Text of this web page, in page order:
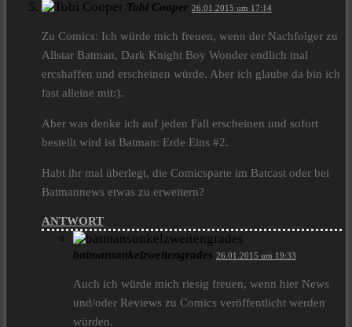
Tobi Cooper 26.01.2015 um 17:14
Zu Comics: Ich würde mich freuen, wenn der Nachfolger zu
Allstar Batman, Dark Knight Boy Wonder endlich mal
ercshaffen und erscheinen würde. Aber ich glaube da bin ich
fast alleine mit:).
Aber was denke ich auf jeden Fall erscheinen und sofort
bestellt wird ist Batman: Erde Eins #2.
Habt ihr mal überlegt, die Comicsparte im Batcast oder bei
Batmannews etwas zu erweitern?
ANTWORT
batmansonkelzweitengrades 26.01.2015 um 19:33
Auch ich würde mich riesig freuen, wenn hier News
und/oder Reviews zu Comics veröffentlicht werden
würden.